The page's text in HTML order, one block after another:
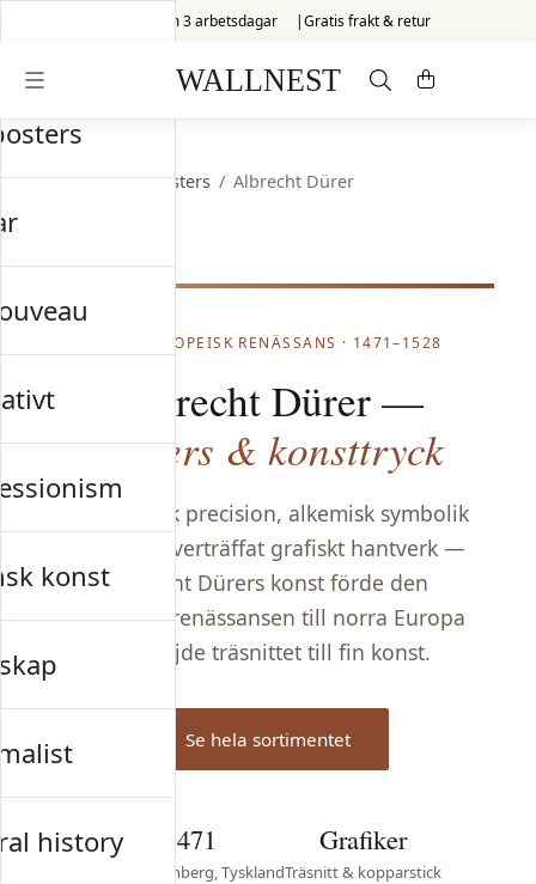
Skickas inom 3 arbetsdagar Gratis frakt & retur
Startsida / Old Masters / Albrecht Dürer
NORDEUROPEISK RENÄSSANS · 1471–1528
Albrecht Dürer —
posters & konsttryck
Fotografisk precision, alkemisk symbolik
och ett oöverträffat grafiskt hantverk —
Albrecht Dürers konst förde den
italienska renässansen till norra Europa
och höjde träsnittet till fin konst.
Se hela sortimentet
1471
Född i Nürnberg, Tyskland
Grafiker
Träsnitt & kopparstick
konst
history